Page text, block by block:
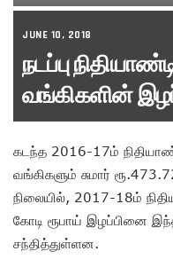
JUNE 10, 2018
நடப்பு
வங்கிகளின்
கடந்த 2016-17ம்
வங்கிகளும் சுமார்
நிலையில், 2017-18ம்
கோடி ரூபாய் இழப்பினை
சந்தித்துள்ளன.